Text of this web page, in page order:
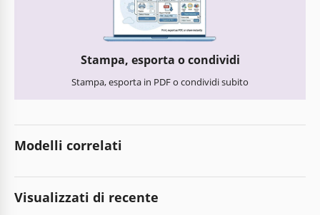
Stampa, esporta o condividi
Stampa, esporta in PDF o condividi subito
Modelli correlati
Visualizzati di recente